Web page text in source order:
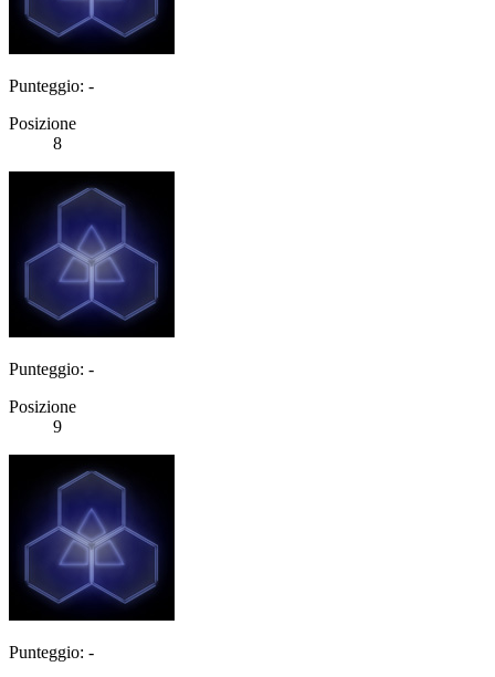
Punteggio: -
Posizione
8
Punteggio: -
Posizione
9
Punteggio: -